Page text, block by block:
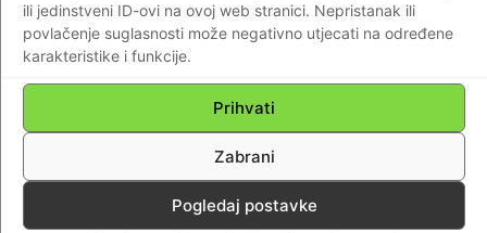
ili jedinstveni ID-ovi na ovoj web stranici. Nepristanak ili
povlačenje suglasnosti može negativno utjecati na određene
karakteristike i funkcije.
Prihvati
Zabrani
Pogledaj postavke
Impressum Kontaktirajte nas Pravila o privatnosti
© Newspaper WordPress Theme by TagDiv